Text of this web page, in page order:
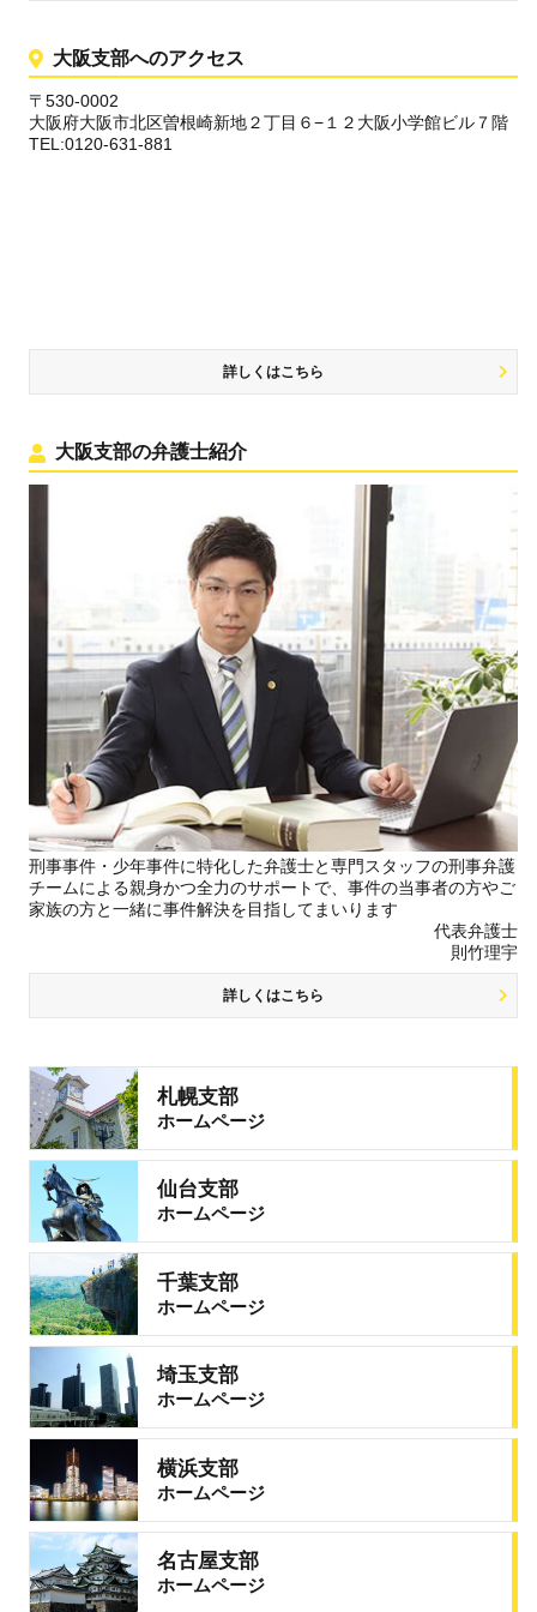
大阪支部へのアクセス
〒530-0002
大阪府大阪市北区曽根崎新地２丁目６−１２大阪小学館ビル７階
TEL:0120-631-881
詳しくはこちら
大阪支部の弁護士紹介
刑事事件・少年事件に特化した弁護士と専門スタッフの刑事弁護
チームによる親身かつ全力のサポートで、事件の当事者の方やご
家族の方と一緒に事件解決を目指してまいります
代表弁護士
則竹理宇
詳しくはこちら
札幌支部
ホームページ
仙台支部
ホームページ
千葉支部
ホームページ
埼玉支部
ホームページ
横浜支部
ホームページ
名古屋支部
ホームページ